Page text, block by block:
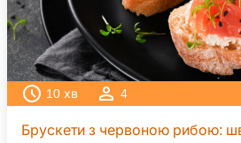
10 хв 4
Брускети з червоною рибою: